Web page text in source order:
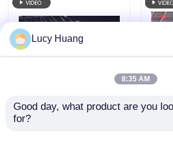
Εικόνα πλέγματος
Lucy Huang
8:35 AM
Good day, what product are you
for?